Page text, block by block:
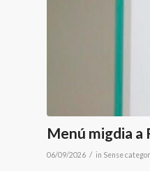
Menú migdia a
06/09/2026 / in Sense